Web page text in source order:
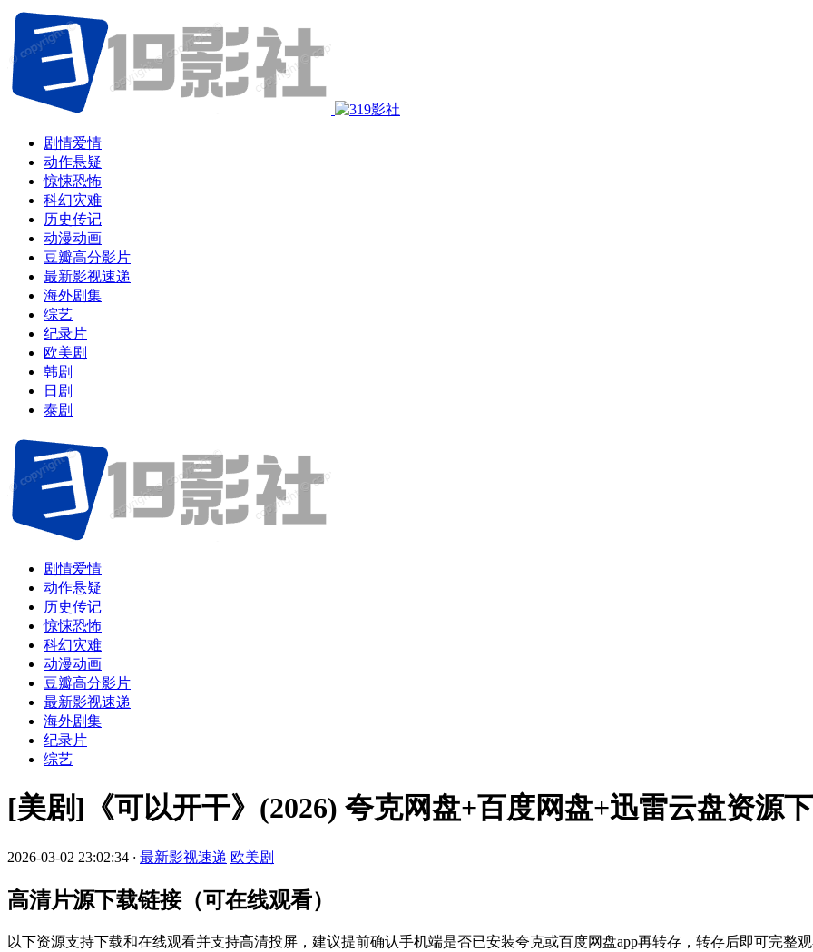
剧情爱情
动作悬疑
惊悚恐怖
科幻灾难
历史传记
动漫动画
豆瓣高分影片
最新影视速递
海外剧集
综艺
纪录片
欧美剧
韩剧
日剧
泰剧
剧情爱情
动作悬疑
历史传记
惊悚恐怖
科幻灾难
动漫动画
豆瓣高分影片
最新影视速递
海外剧集
纪录片
综艺
[美剧]《可以开干》(2026) 夸克网盘+百度网盘+迅雷云盘资源
2026-03-02 23:02:34 · 最新影视速递 欧美剧
高清片源下载链接（可在线观看）
以下资源支持下载和在线观看并支持高清投屏，建议提前确认手机端是否已安装夸克或百度网盘app再转存，转存后即可完整